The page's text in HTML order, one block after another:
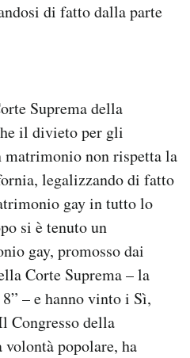
di fatto dalla parte
Suprema della
il divieto per gli
non rispetta la
legalizzando di fatto
gay in tutto lo
si è tenuto un
gay, promosso dai
Corte Suprema – la
– e hanno vinto i Sì,
Congresso della
popolare, ha